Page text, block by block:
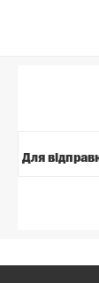
Для